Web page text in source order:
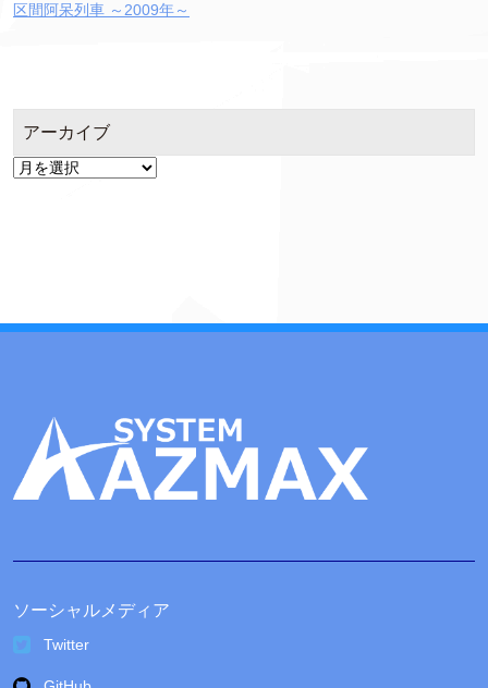
区間阿呆列車 ～2009年～
アーカイブ
ア
ソーシャルメディア
Twitter